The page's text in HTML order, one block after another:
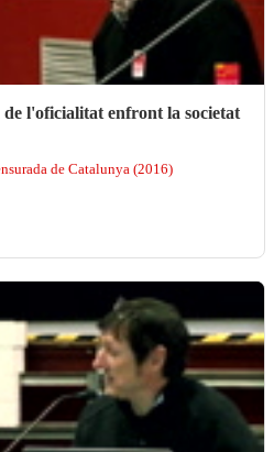
l'oficialitat enfront la societat
de Catalunya (2016)